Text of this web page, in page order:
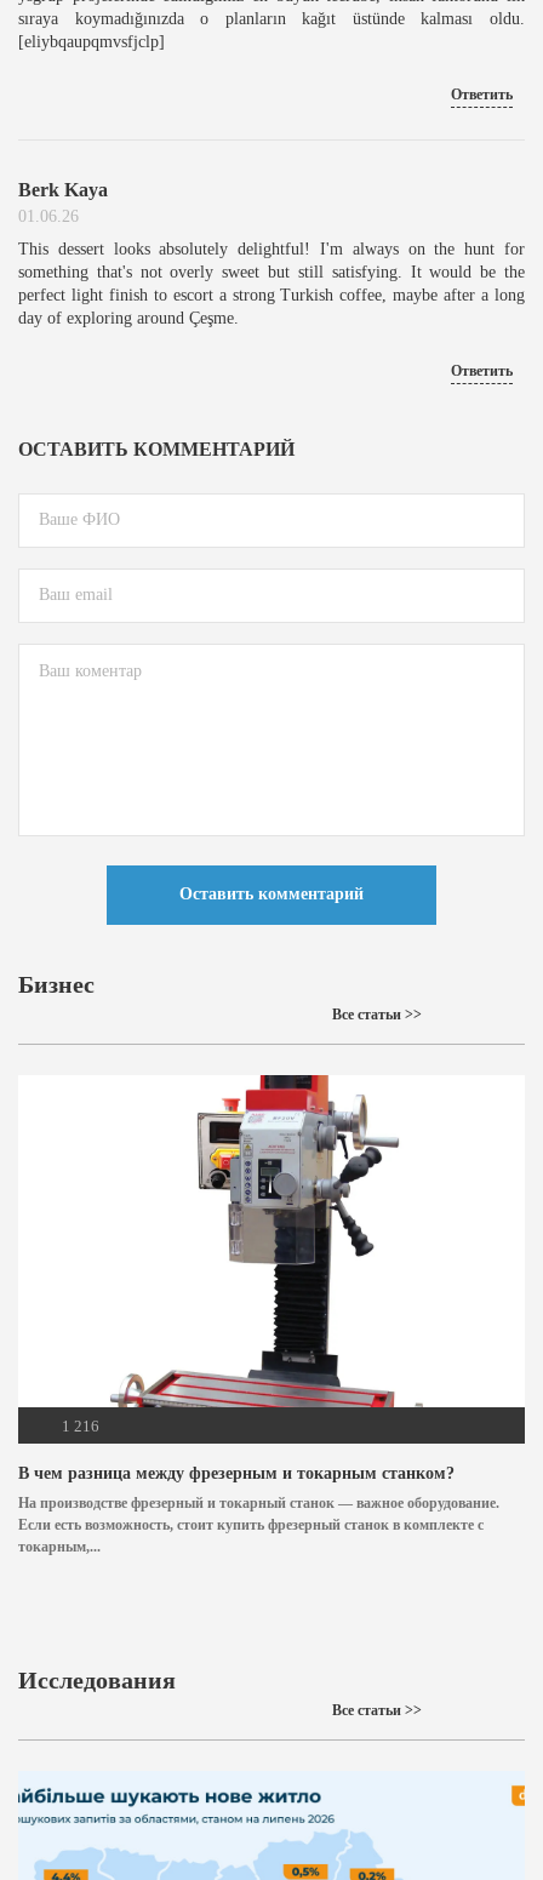
sıraya koymadığınızda o planların kağıt üstünde kalması oldu.
[eliybqaupqmvsfjclp]
Ответить
Berk Kaya
01.06.26
This dessert looks absolutely delightful! I'm always on the hunt for
something that's not overly sweet but still satisfying. It would be the
perfect light finish to escort a strong Turkish coffee, maybe after a long
day of exploring around Çeşme.
Ответить
ОСТАВИТЬ КОММЕНТАРИЙ
Оставить комментарий
Бизнес
Все статьи >>
1 216
В чем разница между фрезерным и токарным станком?
На производстве фрезерный и токарный станок — важное оборудование.
Если есть возможность, стоит купить фрезерный станок в комплекте с
токарным,...
Исследования
Все статьи >>